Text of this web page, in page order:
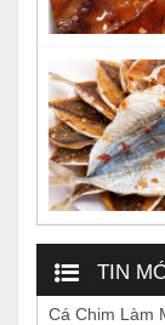
TIN
Cá Chim Làm